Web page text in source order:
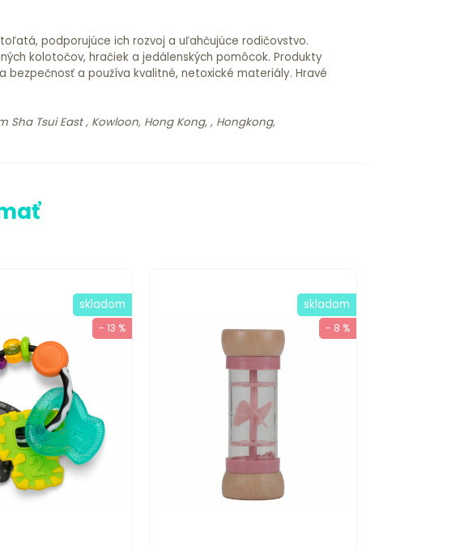
podporujúce ich rozvoj a uľahčujúce rodičovstvo.
kolotočov, hračiek a jedálenských pomôcok. Produkty
a používa kvalitné, netoxické materiály. Hravé
Sha Tsui East , Kowloon, Hong Kong, , Hongkong,
skladom
- 13 %
skladom
- 8 %